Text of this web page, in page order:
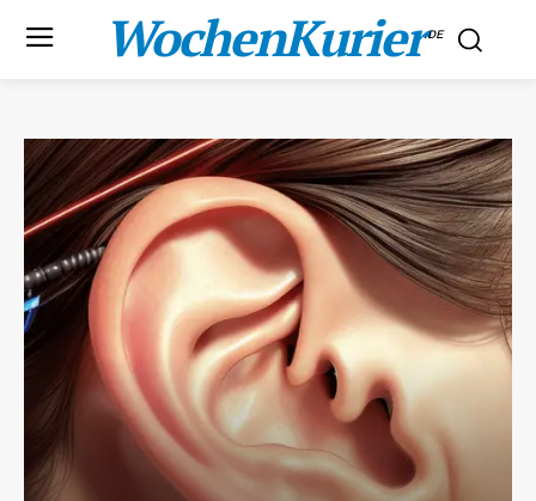
WochenKurier.DE